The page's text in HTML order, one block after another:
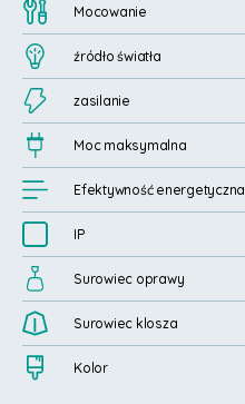
Mocowanie
źródło światła
zasilanie
Moc maksymalna
Efektywność energetyczna
IP
Surowiec oprawy
Surowiec klosza
Kolor